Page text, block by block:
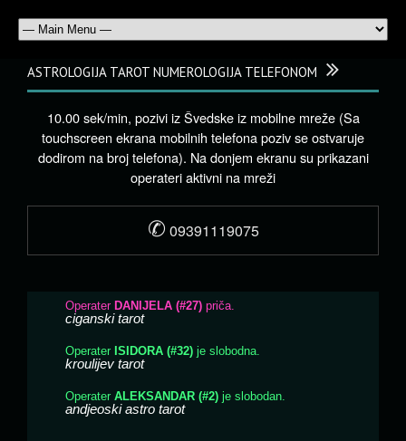
ASTROLOGIJA TAROT NUMEROLOGIJA TELEFONOM
10.00 sek/min, pozivi iz Švedske iz mobilne mreže (Sa
touchscreen ekrana mobilnih telefona poziv se ostvaruje
dodirom na broj telefona). Na donjem ekranu su prikazani
operateri aktivni na mreži
✆ 09391119075